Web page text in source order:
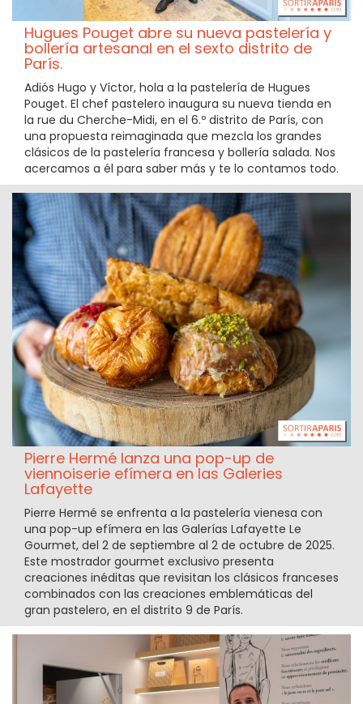
Hugues Pouget abre su nueva pastelería y
bollería artesanal en el sexto distrito de
París.
Adiós Hugo y Víctor, hola a la pastelería de Hugues
Pouget. El chef pastelero inaugura su nueva tienda en
la rue du Cherche-Midi, en el 6.º distrito de París, con
una propuesta reimaginada que mezcla los grandes
clásicos de la pastelería francesa y bollería salada. Nos
acercamos a él para saber más y te lo contamos todo.
Pierre Hermé lanza una pop-up de
viennoiserie efímera en las Galeries
Lafayette
Pierre Hermé se enfrenta a la pastelería vienesa con
una pop-up efímera en las Galerías Lafayette Le
Gourmet, del 2 de septiembre al 2 de octubre de 2025.
Este mostrador gourmet exclusivo presenta
creaciones inéditas que revisitan los clásicos franceses
combinados con las creaciones emblemáticas del
gran pastelero, en el distrito 9 de París.